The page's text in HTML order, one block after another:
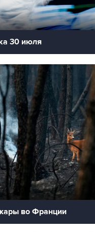
30 июля
во Франции